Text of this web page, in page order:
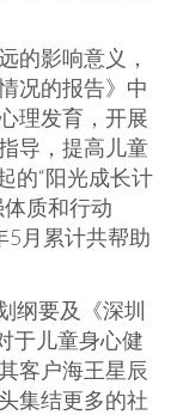
的影响意义，
况的报告》中
理发育，开展
导，提高儿童
的“阳光成长计
质和行动
5月累计共帮助
纲要及《深圳
于儿童身心健
客户海王星辰
集结更多的社